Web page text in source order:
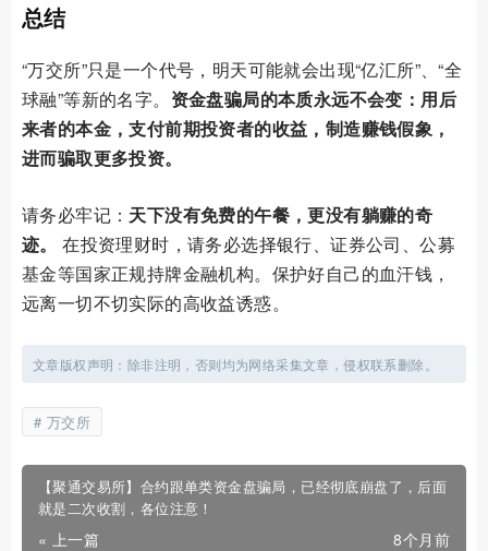
总结
“万交所”只是一个代号，明天可能就会出现“亿汇所”、“全
球融”等新的名字。 资金盘骗局的本质永远不会变：用后
来者的本金，支付前期投资者的收益，制造赚钱假象，
进而骗取更多投资。
请务必牢记： 天下没有免费的午餐，更没有躺赚的奇
迹。
​ 在投资理财时，请务必选择银行、证券公司、公募
基金等国家正规持牌金融机构。保护好自己的血汗钱，
远离一切不切实际的高收益诱惑。
文章版权声明：除非注明，否则均为网络采集文章，侵权联系删除。
万交所
【聚通交易所】合约跟单类资金盘骗局，已经彻底崩盘了，后面
就是二次收割，各位注意！
« 上一篇 8个月前